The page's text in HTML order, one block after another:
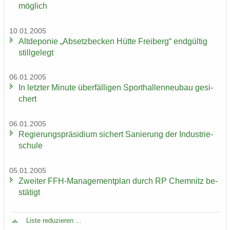
mög­lich
10.01.2005
Alt­de­po­nie „Ab­setz­be­cken Hütte Frei­berg“ end­gül­tig
still­ge­legt
06.01.2005
In letz­ter Mi­nu­te über­fäl­li­gen Sport­hal­len­neu­bau ge­si­
chert
06.01.2005
Re­gie­rungs­prä­si­di­um si­chert Sa­nie­rung der In­dus­trie­
schu­le
05.01.2005
Zwei­ter FFH-​Managementplan durch RP Chem­nitz be­
stä­tigt
Liste re­du­zie­ren ...